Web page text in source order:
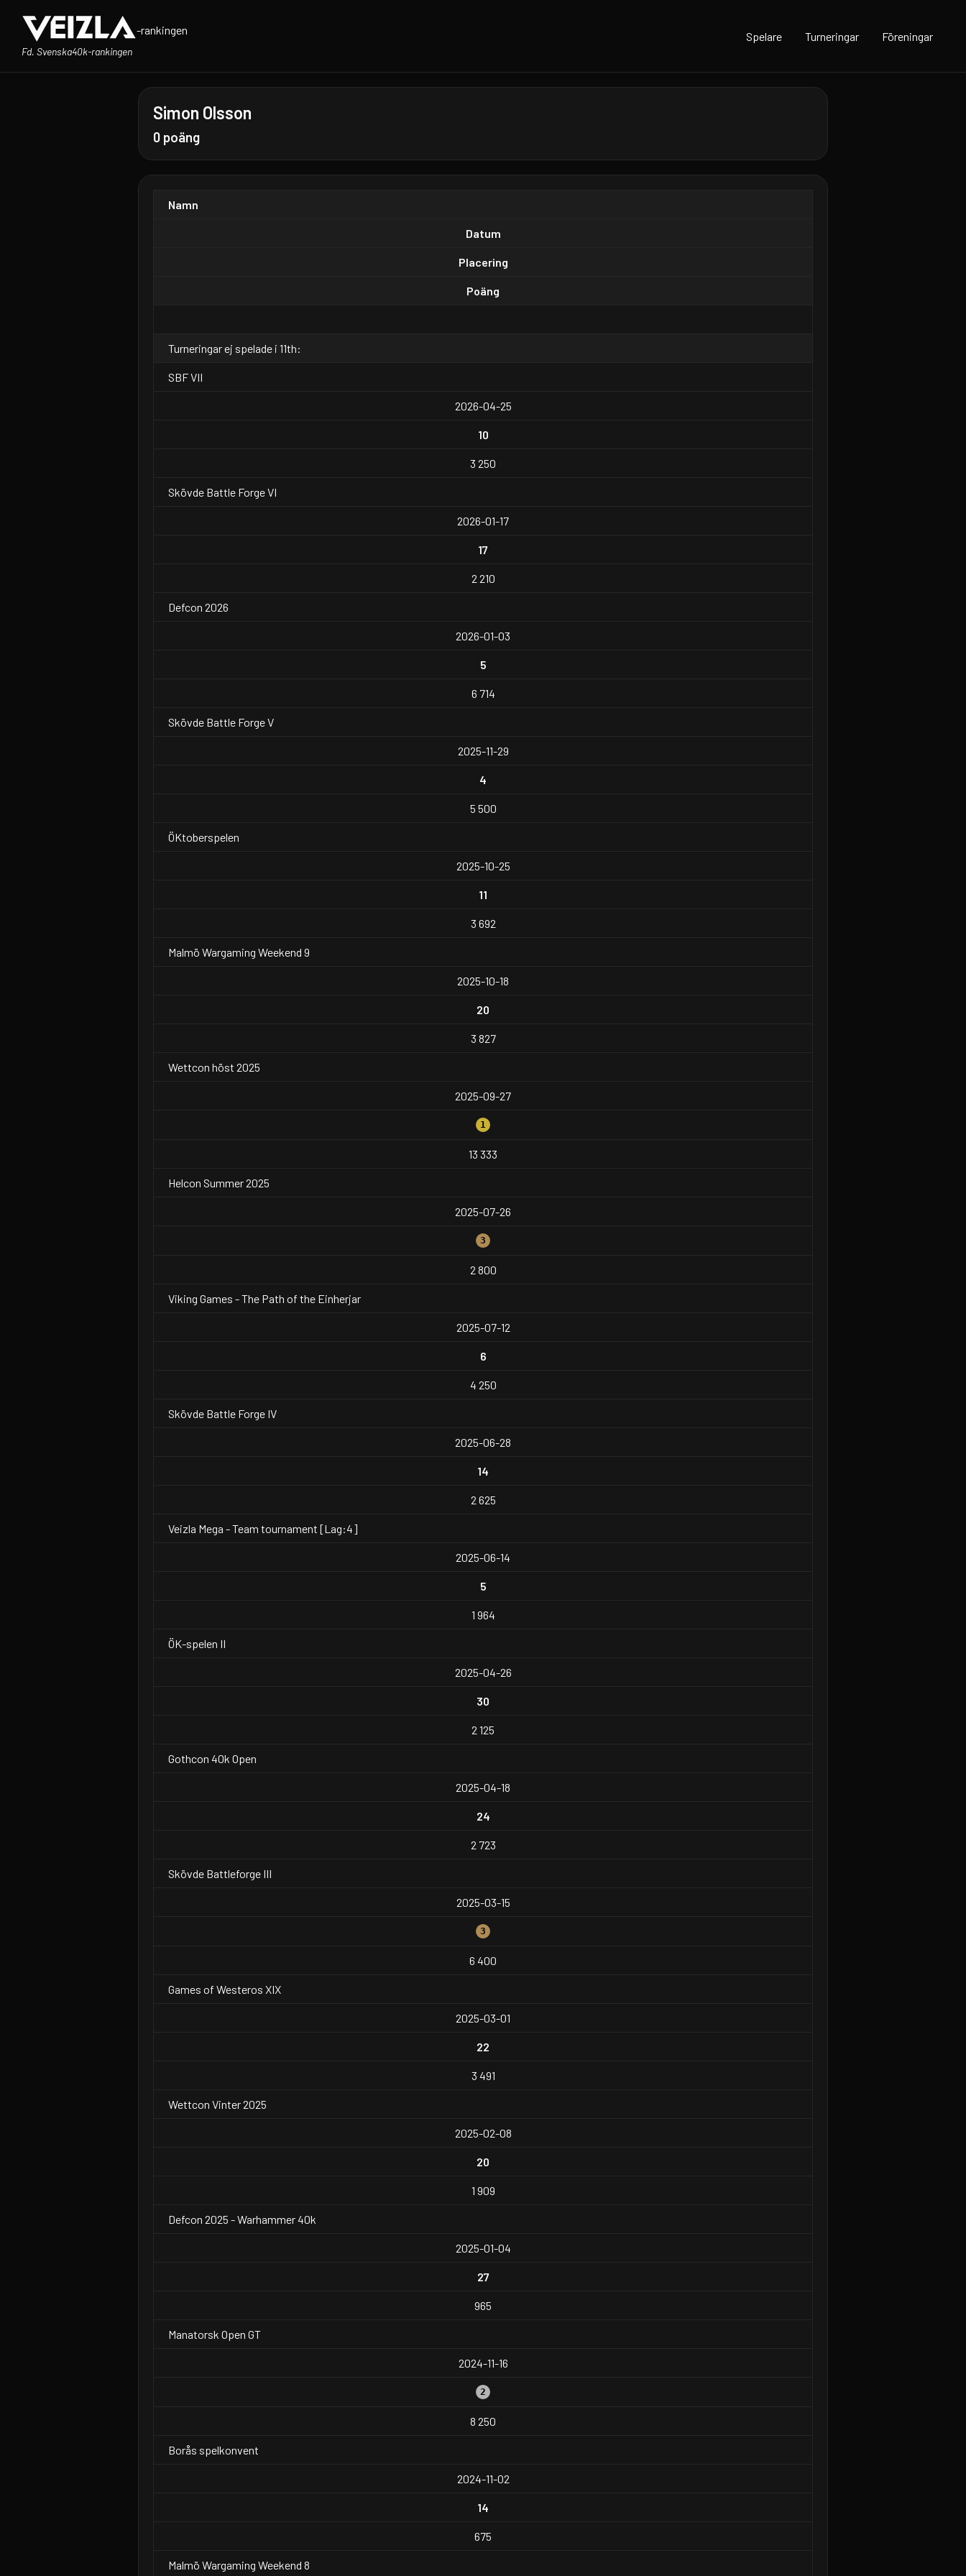
-rankingen
Fd. Svenska40k-rankingen
Spelare Turneringar Föreningar
Simon Olsson
0 poäng
Namn
Datum
Placering
Poäng
Turneringar ej spelade i 11th:
SBF VII
2026-04-25
10
3 250
Skövde Battle Forge VI
2026-01-17
17
2 210
Defcon 2026
2026-01-03
5
6 714
Skövde Battle Forge V
2025-11-29
4
5 500
ÖKtoberspelen
2025-10-25
11
3 692
Malmö Wargaming Weekend 9
2025-10-18
20
3 827
Wettcon höst 2025
2025-09-27
1
13 333
Helcon Summer 2025
2025-07-26
3
2 800
Viking Games - The Path of the Einherjar
2025-07-12
6
4 250
Skövde Battle Forge IV
2025-06-28
14
2 625
Veizla Mega - Team tournament [Lag:4]
2025-06-14
5
1 964
ÖK-spelen II
2025-04-26
30
2 125
Gothcon 40k Open
2025-04-18
24
2 723
Skövde Battleforge III
2025-03-15
3
6 400
Games of Westeros XIX
2025-03-01
22
3 491
Wettcon Vinter 2025
2025-02-08
20
1 909
Defcon 2025 - Warhammer 40k
2025-01-04
27
965
Manatorsk Open GT
2024-11-16
2
8 250
Borås spelkonvent
2024-11-02
14
675
Malmö Wargaming Weekend 8